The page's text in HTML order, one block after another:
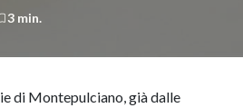
3 min.
di Montepulciano, già dalle